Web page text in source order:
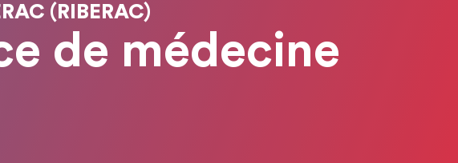
(RIBERAC)
de médecine